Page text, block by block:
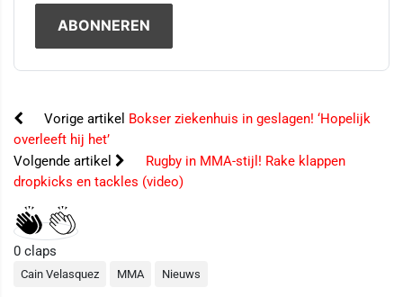
Vorige artikel Bokser ziekenhuis in geslagen! ‘Hopelijk
overleeft hij het’
Volgende artikel
Rugby in MMA-stijl! Rake klappen
dropkicks en tackles (video)
0 claps
Cain Velasquez MMA Nieuws